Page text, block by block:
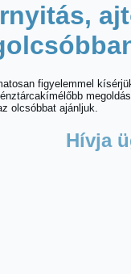
figyelemmel
olcsóbbat ajánljuk.
Hívja